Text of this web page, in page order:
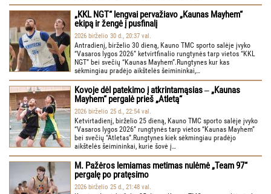
„KKL NGT“ lengvai pervažiavo „Kaunas Mayhem“
ekipą ir žengė į pusfinalį
2026 birželio 30 d., 20:37 val.
Antradienį, birželio 30 dieną, Kauno TMC sporto salėje įvyko
“Vasaros lygos 2026” ketvirtfinalio rungtynės tarp vietos “KKL
NGT” bei svečių “Kaunas Mayhem”.Rungtynes kur kas
sėkmingiau pradėjo aikštelės šeimininkai,…
Kovoje dėl patekimo į atkrintamąsias ‒ „Kaunas
Mayhem“ pergalė prieš „Atletą“
2026 birželio 25 d., 22:54 val.
Ketvirtadienį, birželio 25 dieną, Kauno TMC sporto salėje įvyko
“Vasaros lygos 2026” rungtynės tarp vietos “Kaunas Mayhem”
bei svečių “Atletas”.Rungtynes kiek sėkmingiau pradėjo
aikštelės šeimininkai, kurie šovė į…
M. Pažėros lemiamas metimas nulėmė „Team 97“
pergalę po pratęsimo
2026 birželio 25 d., 21:48 val.